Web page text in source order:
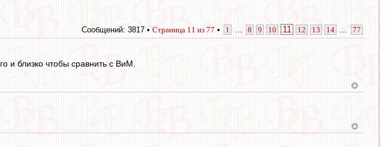
Сообщений: 3817 • Страница 11 из 77 • 1 8 9 10 11 12 13 14 77
и близко чтобы сравнить с ВиМ.